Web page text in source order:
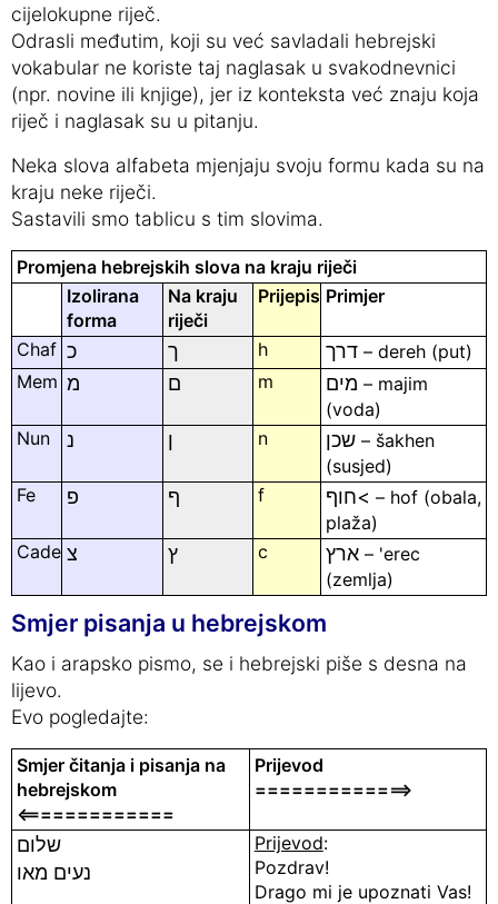
cijelokupne riječ.
Odrasli međutim, koji su već savladali hebrejski
vokabular ne koriste taj naglasak u svakodnevnici
(npr. novine ili knjige), jer iz konteksta već znaju koja
riječ i naglasak su u pitanju.
Neka slova alfabeta mjenjaju svoju formu kada su na
kraju neke riječi.
Sastavili smo tablicu s tim slovima.
Promjena hebrejskih slova na kraju riječi
Izolirana
forma
Na kraju
riječi
Prijepis Primjer
Chaf כ ך h דרך– dereh (put)
Mem מ ם m מים – majim
(voda)
Nun
נ ן n שכן– šakhen
(susjed)
Fe
פ ף f חוף< – hof (obala,
plaža)
Cade צ ץ c ארץ– 'erec
(zemlja)
Smjer pisanja u hebrejskom
Kao i arapsko pismo, se i hebrejski piše s desna na
lijevo.
Evo pogledajte:
Smjer čitanja i pisanja na
hebrejskom
<=============
Prijevod
=============>
שלום
נעים מאו
Prijevod:
Pozdrav!
Drago mi je upoznati Vas!